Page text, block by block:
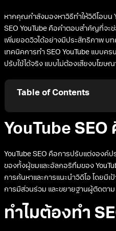
หากคุณกำลังมองหาวิธีทำให้วิดีโอบน
SEO YouTube คือคำตอบสำคัญที่จ
เพิ่มยอดวิวได้อย่างมีประสิทธิภาพ บ
เทคนิคการทำ SEO YouTube แบบค
ปรับใช้ได้จริง แบบไม่ต้องเสียงบโฆษณ
Table of Contents
YouTube SEO
YouTube SEO คือการปรับแต่งองค์
ของทั้งผู้ชมและอัลกอริทึมของ
การค้นหาและการแนะนำวิดีโอ โดยมี
การมีส่วนร่วม และขยายฐานผู้ติดตาม
ทำไมต้องทำ